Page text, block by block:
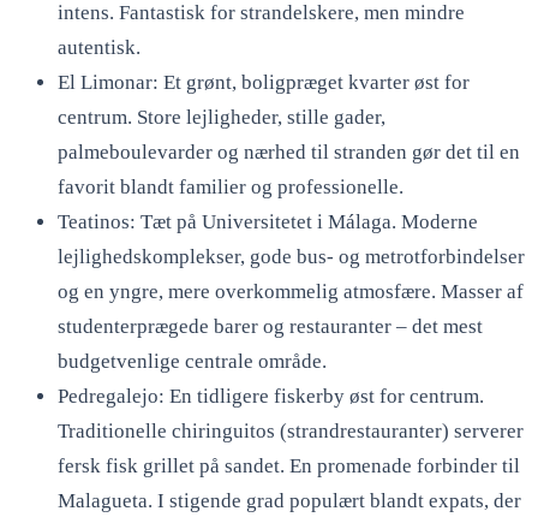
intens. Fantastisk for strandelskere, men mindre
autentisk.
El Limonar: Et grønt, boligpræget kvarter øst for
centrum. Store lejligheder, stille gader,
palmeboulevarder og nærhed til stranden gør det til en
favorit blandt familier og professionelle.
Teatinos: Tæt på Universitetet i Málaga. Moderne
lejlighedskomplekser, gode bus- og metrotforbindelser
og en yngre, mere overkommelig atmosfære. Masser af
studenterprægede barer og restauranter – det mest
budgetvenlige centrale område.
Pedregalejo: En tidligere fiskerby øst for centrum.
Traditionelle chiringuitos (strandrestauranter) serverer
fersk fisk grillet på sandet. En promenade forbinder til
Malagueta. I stigende grad populært blandt expats, der